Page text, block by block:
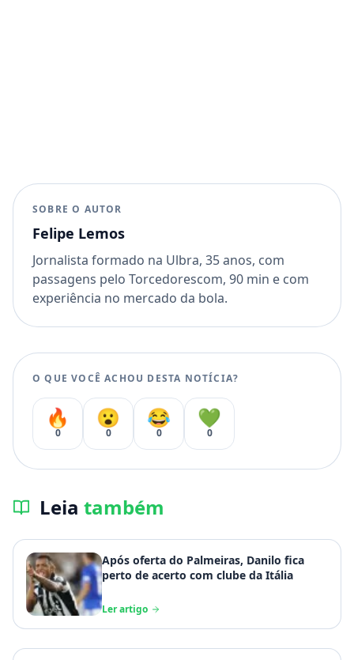
SOBRE O AUTOR
Felipe Lemos
Jornalista formado na Ulbra, 35 anos, com
passagens pelo Torcedorescom, 90 min e com
experiência no mercado da bola.
O QUE VOCÊ ACHOU DESTA NOTÍCIA?
🔥
0
😮
0
😂
0
💚
0
Leia também
Após oferta do Palmeiras, Danilo fica
perto de acerto com clube da Itália
Ler artigo